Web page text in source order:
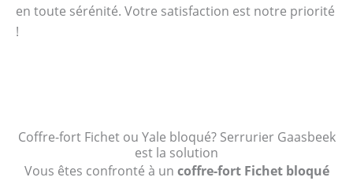
en toute sérénité. Votre satisfaction est notre priorité
!
Coffre-fort Fichet ou Yale bloqué? Serrurier Gaasbeek
est la solution
Vous êtes confronté à un coffre-fort Fichet bloqué